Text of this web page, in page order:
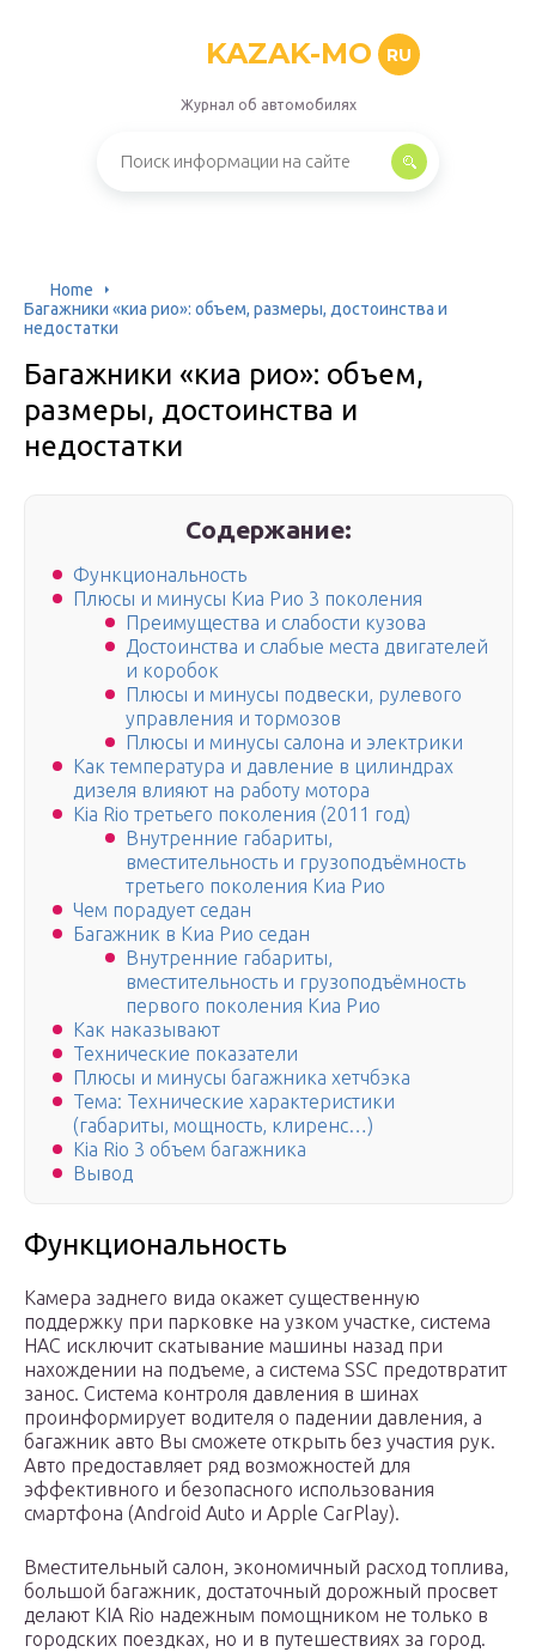
KAZAK-MO RU
Журнал об автомобилях
Home
Багажники «киа рио»: объем, размеры, достоинства и
недостатки
Багажники «киа рио»: объем,
размеры, достоинства и
недостатки
Содержание:
Функциональность
Плюсы и минусы Киа Рио 3 поколения
Преимущества и слабости кузова
Достоинства и слабые места двигателей
и коробок
Плюсы и минусы подвески, рулевого
управления и тормозов
Плюсы и минусы салона и электрики
Как температура и давление в цилиндрах
дизеля влияют на работу мотора
Kia Rio третьего поколения (2011 год)
Внутренние габариты,
вместительность и грузоподъёмность
третьего поколения Киа Рио
Чем порадует седан
Багажник в Киа Рио седан
Внутренние габариты,
вместительность и грузоподъёмность
первого поколения Киа Рио
Как наказывают
Технические показатели
Плюсы и минусы багажника хетчбэка
Тема: Технические характеристики
(габариты, мощность, клиренс…)
Kia Rio 3 объем багажника
Вывод
Функциональность
Камера заднего вида окажет существенную
поддержку при парковке на узком участке, система
HAC исключит скатывание машины назад при
нахождении на подъеме, а система SSC предотвратит
занос. Система контроля давления в шинах
проинформирует водителя о падении давления, а
багажник авто Вы сможете открыть без участия рук.
Авто предоставляет ряд возможностей для
эффективного и безопасного использования
смартфона (Android Auto и Apple CarPlay).
Вместительный салон, экономичный расход топлива,
большой багажник, достаточный дорожный просвет
делают KIA Rio надежным помощником не только в
городских поездках, но и в путешествиях за город.